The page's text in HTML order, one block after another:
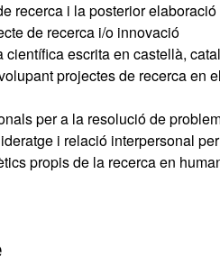
recerca i la posterior
de recerca i/o innovació
científica escrita en castellà,
projectes de recerca en
per a la resolució de
i relació interpersonal
propis de la recerca en